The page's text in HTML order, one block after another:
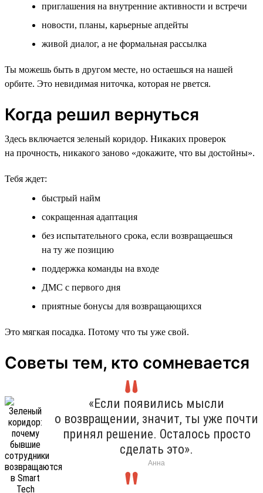
приглашения на внутренние активности и встречи
новости, планы, карьерные апдейты
живой диалог, а не формальная рассылка
Ты можешь быть в другом месте, но остаешься на нашей
орбите. Это невидимая ниточка, которая не рвется.
Когда решил вернуться
Здесь включается зеленый коридор. Никаких проверок
на прочность, никакого заново «докажите, что вы достойны».
Тебя ждет:
быстрый найм
сокращенная адаптация
без испытательного срока, если возвращаешься
на ту же позицию
поддержка команды на входе
ДМС с первого дня
приятные бонусы для возвращающихся
Это мягкая посадка. Потому что ты уже свой.
Советы тем, кто сомневается
«Если появились мысли
о возвращении, значит, ты уже почти
принял решение. Осталось просто
сделать это».
Анна